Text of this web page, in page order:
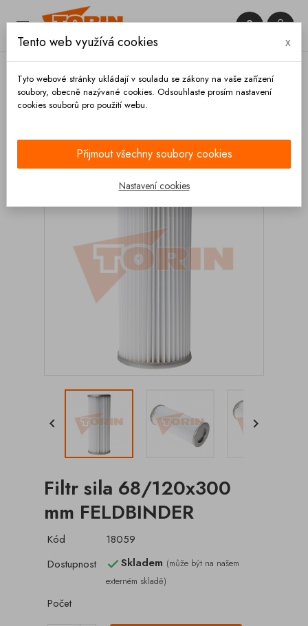
 

 
Filtr sila 68/120x300
mm FELDBINDER
Kód
18059
Dostupnost
Skladem (může být na našem
externém skladě)
Počet
Tento web využívá cookies x
Tyto webové stránky ukládají v souladu se zákony na vaše zařízení
soubory, obecně nazývané cookies. Odsouhlaste prosím nastavení
cookies souborů pro použití webu.
Přijmout všechny soubory cookies
Nastavení cookies